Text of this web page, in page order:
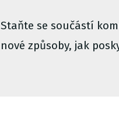
Staňte se součástí
nové způsoby, jak